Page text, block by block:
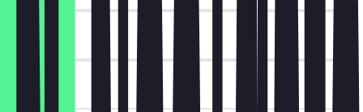
90 Tage
vor Ort